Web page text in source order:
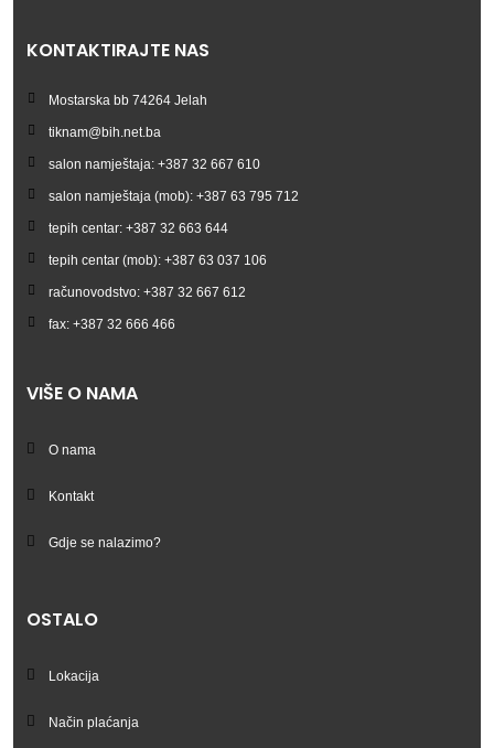
KONTAKTIRAJTE NAS
Mostarska bb 74264 Jelah
tiknam@bih.net.ba
salon namještaja: +387 32 667 610
salon namještaja (mob): +387 63 795 712
tepih centar: +387 32 663 644
tepih centar (mob): +387 63 037 106
računovodstvo: +387 32 667 612
fax: +387 32 666 466
VIŠE O NAMA
O nama
Kontakt
Gdje se nalazimo?
OSTALO
Lokacija
Način plaćanja